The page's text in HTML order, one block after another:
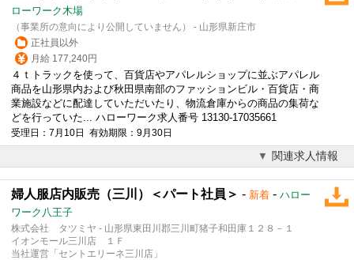
ローワーク木場
（事業所の意向により公開していません） - 山形県新庄市
正社員以外
月給 177,240円
４ｔトラックを使って、百貨店やアパレルショップに並ぶアパレル
商品を山形県内および秋田県南部のファッション ビル・百貨店・商
業施設などに配達していただいたり、物流倉庫からの商品の集荷な
どを行っていた... ハローワーク求人番号 13130-17035661
受理日：7月10日 有効期限：9月30日
関連求人情報
婦人服店内販売（三川）＜パート社員＞ - 新着 - ハロー
ワーク八王子
株式会社 タツミヤ - 山形県東田川郡三川町猪子和田庫１２８－１
イオンモール三川店 １Ｆ
当社運営「セントエリーネ三川店」